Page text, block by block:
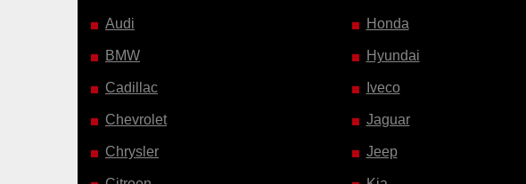
Audi
BMW
Cadillac
Chevrolet
Chrysler
Honda
Hyundai
Iveco
Jaguar
Jeep